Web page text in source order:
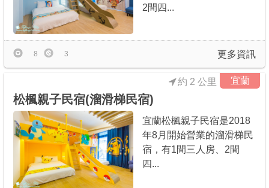
2間四...
更多資訊
8 3
宜蘭
松楓親子民宿(溜滑梯民宿)
約 2 公里
宜蘭松楓親子民宿是2018
年8月開始營業的溜滑梯民
宿，有1間三人房、2間
四...